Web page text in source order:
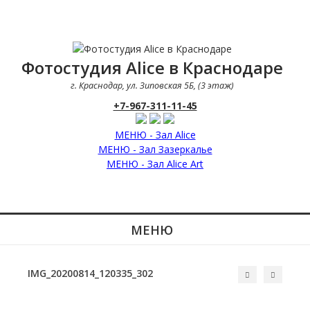
Фотостудия Alice в Краснодаре
г. Краснодар, ул. Зиповская 5Б, (3 этаж)
+7-967-311-11-45
МЕНЮ - Зал Alice
МЕНЮ - Зал Зазеркалье
МЕНЮ - Зал Alice Art
IMG_20200814_120335_302